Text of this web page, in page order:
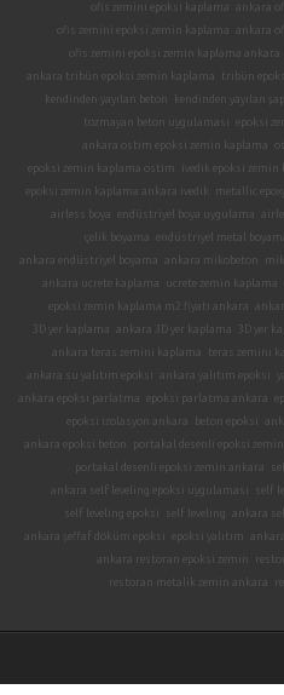
ofis zemini epoksi kaplama ankara
ofis zemini epoksi zemin kaplama ankara
ofis zemini epoksi zemin kaplama ankara
ankara tribün epoksi zemin kaplama
tribün
kendinden yayılan beton
kendinden yayılan şap
tozmayan beton uygulaması epoksi
ankara ostim epoksi zemin kaplama
epoksi zemin kaplama ostim
ivedik epoksi zemin
epoksi zemin kaplama ankara ivedik
metallic epoxy
airless boya endüstriyel boya uygulama
çelik boyama endüstriyel metal
ankara endüstriyel boyama ankara mikobeton
ankara ucrete kaplama
ucrete zemin kaplama
epoksi zemin kaplama m2 fiyatı ankara
3D yer kaplama ankara 3D yer kaplama 3D yer
ankara teras zemini kaplama
teras zemini
ankara su yalıtım epoksi ankara yalıtım epoksi
ankara epoksi parlatma epoksi parlatma ankara
epoksi izolasyon ankara
beton epoksi
ankara epoksi beton
portakal desenli epoksi zemin
portakal desenli epoksi zemin ankara
ankara self leveling epoksi uygulaması
self
self leveling epoksi
self leveling ankara
ankara şeffaf döküm epoksi epoksi yalıtım
ankara restoran epoksi zemin
restoran metalik zemin ankara